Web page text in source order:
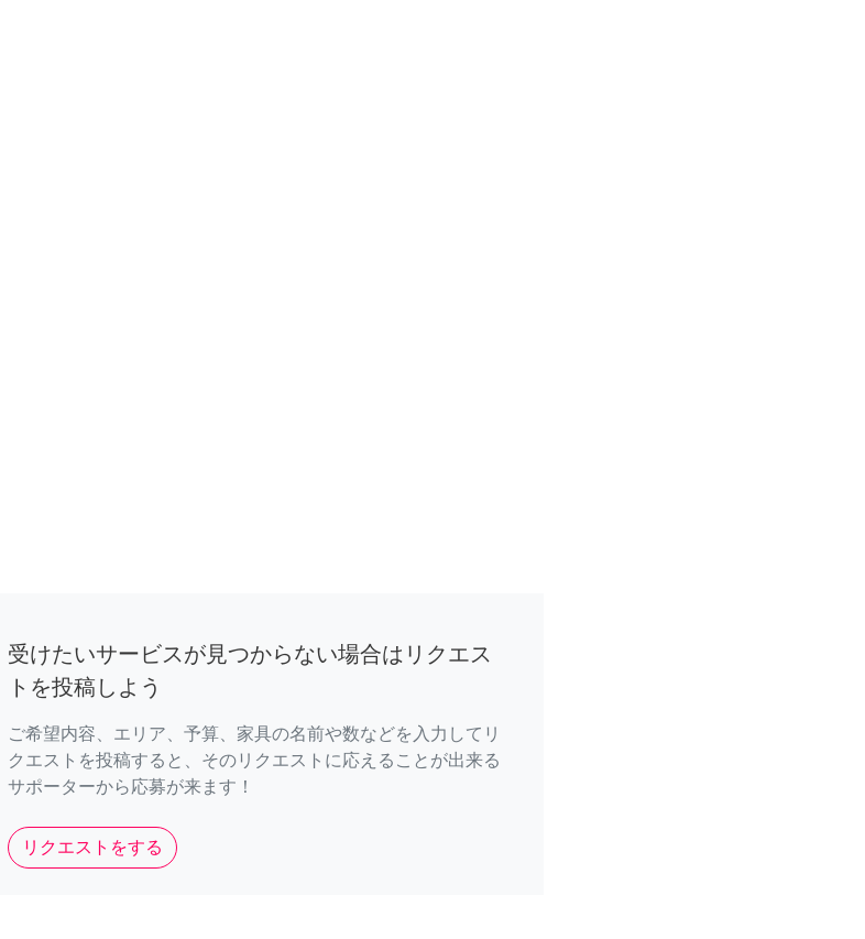
受けたいサービスが見つからない場合はリクエス
トを投稿しよう
ご希望内容、エリア、予算、家具の名前や数などを入力してリ
クエストを投稿すると、そのリクエストに応えることが出来る
サポーターから応募が来ます！
リクエストをする